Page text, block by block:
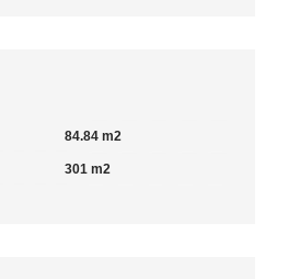
84.84 m2
301 m2